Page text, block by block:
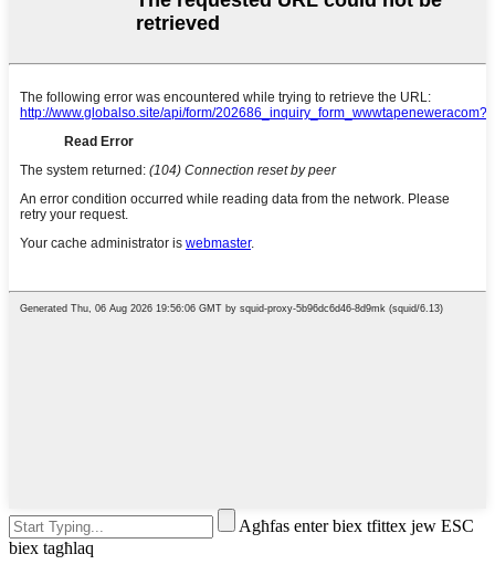
Agħfas enter biex tfittex jew ESC
biex tagħlaq